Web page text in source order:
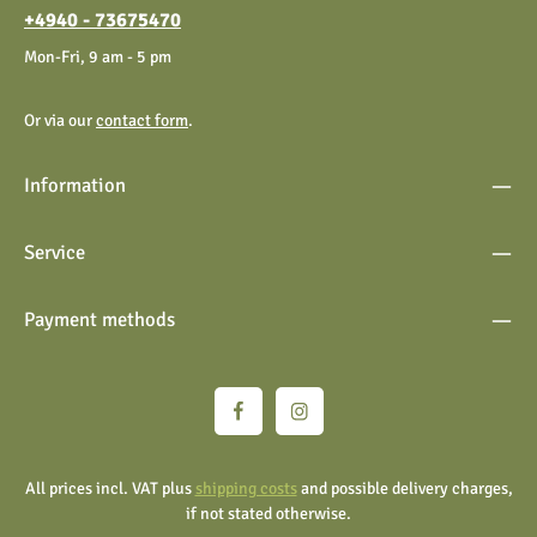
+4940 - 73675470
Mon-Fri, 9 am - 5 pm
Or via ourcontact form.
Information
Service
Payment methods
All prices incl. VAT plus shipping costsand possible delivery charges,
if not stated otherwise.